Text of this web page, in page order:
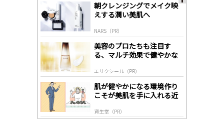
朝クレンジングでメイク映
えする潤い美肌へ
NARS（PR）
美容のプロたちも注目す
る、マルチ効果で健やかな
エリクシール（PR）
肌が健やかになる環境作り
こそが美肌を手に入れる近
資生堂（PR）